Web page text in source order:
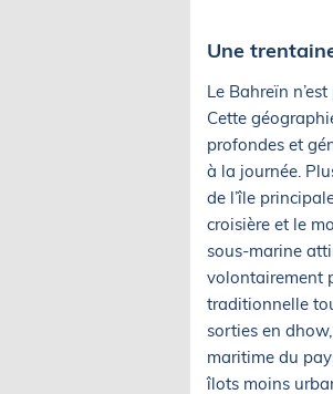
Une
Le Bahreïn
Cette
profondes et
à la journée.
de l’île
croisière et le
sous-marine
volontairement
traditionnelle
sorties en
maritime du
îlots moins